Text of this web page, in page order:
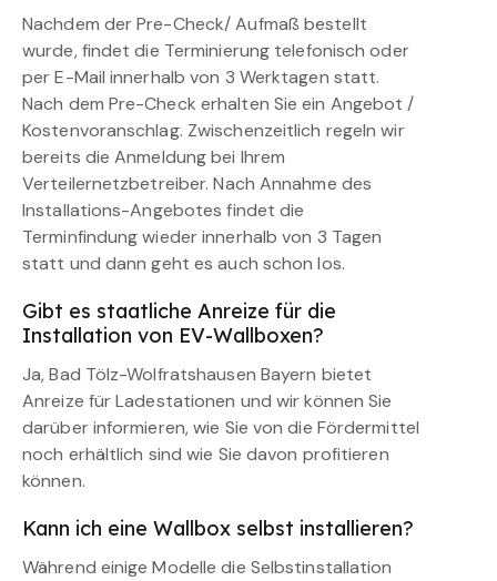
Nachdem der Pre-Check/ Aufmaß bestellt
wurde, findet die Terminierung telefonisch oder
per E-Mail innerhalb von 3 Werktagen statt.
Nach dem Pre-Check erhalten Sie ein Angebot /
Kostenvoranschlag. Zwischenzeitlich regeln wir
bereits die Anmeldung bei Ihrem
Verteilernetzbetreiber. Nach Annahme des
Installations-Angebotes findet die
Terminfindung wieder innerhalb von 3 Tagen
statt und dann geht es auch schon los.
Gibt es staatliche Anreize für die
Installation von EV-Wallboxen?
Ja, Bad Tölz-Wolfratshausen Bayern bietet
Anreize für Ladestationen und wir können Sie
darüber informieren, wie Sie von die Fördermittel
noch erhältlich sind wie Sie davon profitieren
können.
Kann ich eine Wallbox selbst installieren?
Während einige Modelle die Selbstinstallation